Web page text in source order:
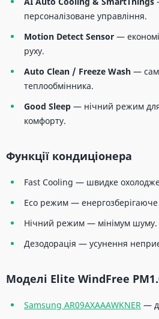
персоналізоване управління.
Motion Detect Sensor —
руху.
Auto Clean / Freeze Wash —
теплообмінника.
Good Sleep — нічний режим
комфорту.
Функції кондиціонера
Fast Cooling — швидке
Eco режим —
Нічний режим — мінімум шуму.
Дезодорація — усунення
Моделі Elite WindFree
Samsung AR09AXAAAWKNER —